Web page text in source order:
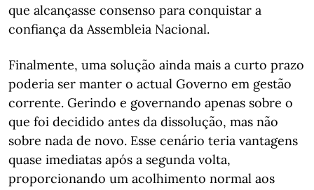
que alcançasse consenso para conquistar a
confiança da Assembleia Nacional.
Finalmente, uma solução ainda mais a curto prazo
poderia ser manter o actual Governo em gestão
corrente. Gerindo e governando apenas sobre o
que foi decidido antes da dissolução, mas não
sobre nada de novo. Esse cenário teria vantagens
quase imediatas após a segunda volta,
proporcionando um acolhimento normal aos